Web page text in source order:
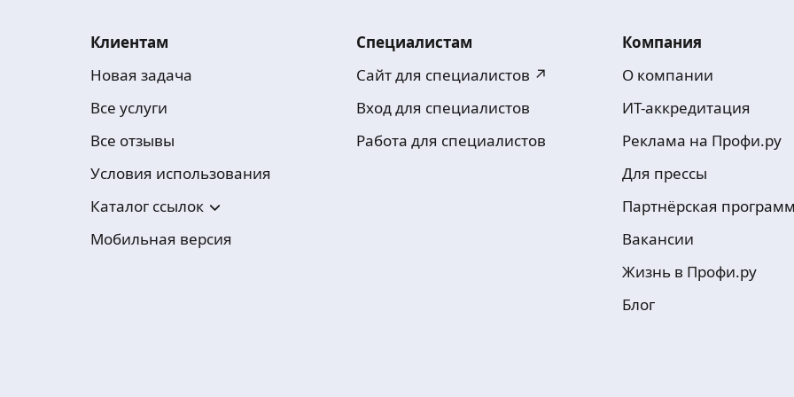
Клиентам
Новая задача
Все услуги
Все отзывы
Условия использования
Каталог ссылок
Мобильная версия
Специалистам
Сайт для специалистов ↗
Вход для специалистов
Работа для специалистов
Компания
О компании
ИТ-аккредитация
Реклама на Профи.ру
Для прессы
Партнёрская
Вакансии
Жизнь в Профи.ру
Блог